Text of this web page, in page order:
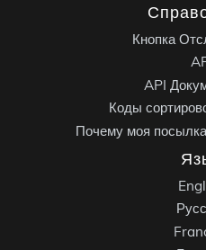
Кнопка
API
Коды
Почему моя